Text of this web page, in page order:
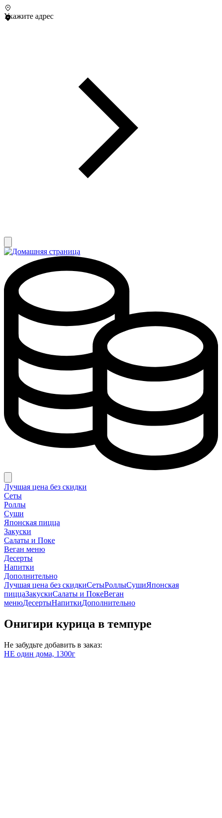
Укажите адрес
Лучшая цена без скидки
Сеты
Роллы
Суши
Японская пицца
Закуски
Салаты и Поке
Веган меню
Десерты
Напитки
Дополнительно
Лучшая цена без скидкиСетыРоллыСушиЯпонская
пиццаЗакускиСалаты и ПокеВеган
менюДесертыНапиткиДополнительно
Онигири курица в темпуре
Не забудьте добавить в заказ:
НЕ один дома, 1300г